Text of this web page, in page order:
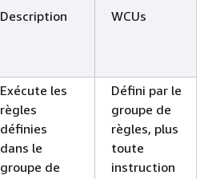
Description WCUs
Exécute les
règles
définies
dans le
groupe de
Défini par le
groupe de
règles, plus
toute
instruction